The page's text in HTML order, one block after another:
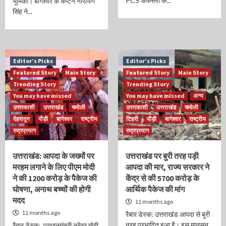
सिंह ने...
Editor’s Picks
Featured Story
Main Story
Trending Story
You may have missed
उत्तरकाशी
उत्तराखंड
चमोली
देहरादून
पौड़ी बागेश्वर
राष्ट्रीय
रुद्रप्रयाग
उत्तराखंड: आपदा के जख्मों पर
मरहम लगाने के लिए पीएम मोदी
ने की 1200 करोड़ के पैकेज की
घोषणा, अनाथ बच्चों की होगी
मदद
11 months ago
Editor’s Picks
Featured Story
Main Story
Trending Story
You may have missed
अन्य
उत्तरकाशी
उत्तराखंड
चमोली
टिहरी
पौड़ी बागेश्वर
राष्ट्रीय
रुद्रप्रयाग
उत्तराखंड पर बुरी तरह पड़ी
आपदा की मार, राज्य सरकार ने
केंद्र से की 5700 करोड़ के
आर्थिक पैकेज की मांग
11 months ago
रैबार डेस्क: उत्तराखंड आपदा से बुरी